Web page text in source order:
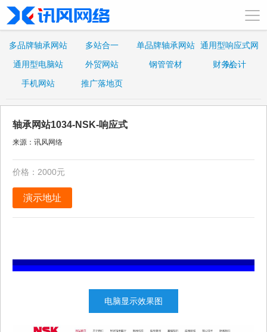
多品牌轴承网站 多站合一 单品牌轴承网站 通用型响应式网
站
通用型电脑站 外贸网站 钢管管材
财务会计
手机网站
推广落地页
轴承网站1034-NSK-响应式
来源：讯风网络
价格：2000元
演示地址
电脑显示效果图